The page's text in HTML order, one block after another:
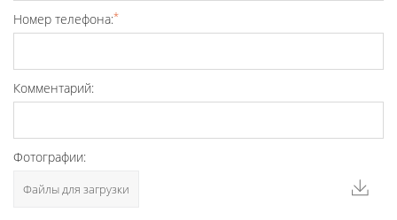
Номер телефона:*
Комментарий:
Фотографии:
Файлы для загрузки